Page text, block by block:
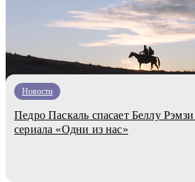
Новости
Педро Паскаль спасает Беллу Рэмзи
сериала «Одни из нас»